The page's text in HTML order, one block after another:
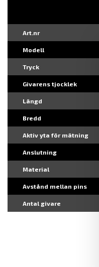
Art.nr
Modell
Tryck
Givarens tjocklek
Längd
Bredd
Aktiv yta för mätning
Anslutning
Material
Avstånd mellan pins
Antal givare